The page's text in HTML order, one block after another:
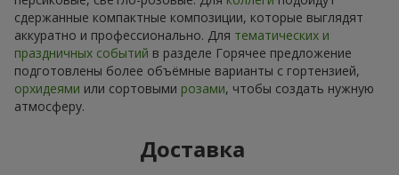
сдержанные компактные композиции, которые выглядят
аккуратно и профессионально. Для тематических и
праздничных событий в разделе Горячее предложение
подготовлены более объёмные варианты с гортензией,
орхидеями или сортовыми розами, чтобы создать нужную
атмосферу.
Доставка